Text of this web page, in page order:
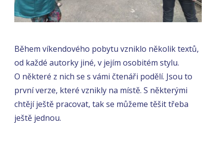
Během víkendového pobytu vzniklo několik textů,
od každé autorky jiné, v jejím osobitém stylu.
O některé z nich se s vámi čtenáři podělí. Jsou to
první verze, které vznikly na místě. S některými
chtějí ještě pracovat, tak se můžeme těšit třeba
ještě jednou.